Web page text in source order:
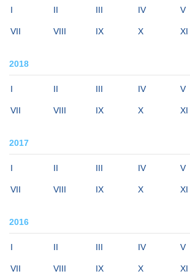
I II III IV V
VII VIII IX X XI
2018
I II III IV V
VII VIII IX X XI
2017
I II III IV V
VII VIII IX X XI
2016
I II III IV V
VII VIII IX X XI